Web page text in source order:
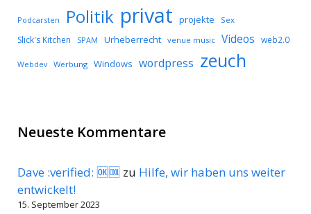
Podcarsten Politik privat projekte Sex
Slick's Kitchen SPAM Urheberrecht venue music Videos web2.0
Webdev Werbung Windows wordpress zeuch
Neueste Kommentare
Dave :verified: 🆗🆒 zu Hilfe, wir haben uns weiter
entwickelt!
15. September 2023